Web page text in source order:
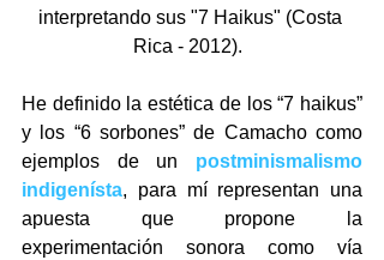
interpretando sus "7 Haikus" (Costa
Rica - 2012).
He definido la estética de los “7 haikus”
y los “6 sorbones” de Camacho como
ejemplos de un postminismalismo
indigenísta, para mí representan una
apuesta que propone la
experimentación sonora como vía